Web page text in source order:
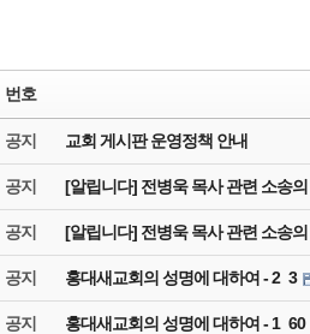
번호
공지 교회 게시판 운영정책 안내
공지 [알립니다] 전병욱 목사 관련 소송
공지 [알립니다] 전병욱 목사 관련 소송
공지 홍대새교회의 성명에 대하여 - 2 3
공지 홍대새교회의 성명에 대하여 - 1 60